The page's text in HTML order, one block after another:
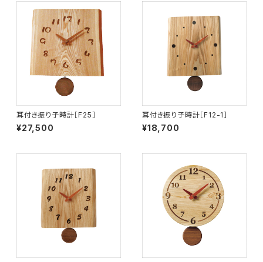
耳付き振り子時計［F25］
¥27,500
耳付き振り子時計［F12-1］
¥18,700